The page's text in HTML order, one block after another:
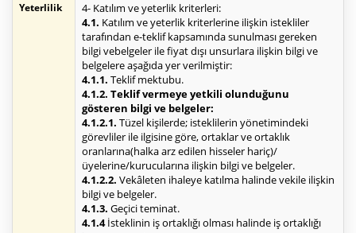
Yeterlilik
4- Katılım ve yeterlik kriterleri:
4.1. Katılım ve yeterlik kriterlerine ilişkin istekliler
tarafından e-teklif kapsamında sunulması gereken
bilgi vebelgeler ile fiyat dışı unsurlara ilişkin bilgi ve
belgelere aşağıda yer verilmiştir:
4.1.1. Teklif mektubu.
4.1.2. Teklif vermeye yetkili olunduğunu
gösteren bilgi ve belgeler:
4.1.2.1. Tüzel kişilerde; isteklilerin yönetimindeki
görevliler ile ilgisine göre, ortaklar ve ortaklık
oranlarına(halka arz edilen hisseler hariç)/
üyelerine/kurucularına ilişkin bilgi ve belgeler.
4.1.2.2. Vekâleten ihaleye katılma halinde vekile ilişkin
bilgi ve belgeler.
4.1.3. Geçici teminat.
4.1.4İsteklinin iş ortaklığı olması halinde iş ortaklığı